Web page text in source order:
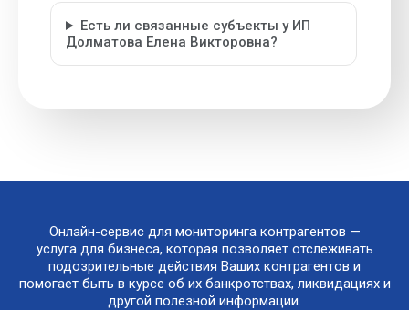
Есть ли связанные субъекты у ИП
Долматова Елена Викторовна?
Онлайн-сервис для мониторинга контрагентов —
услуга для бизнеса, которая позволяет отслеживать
подозрительные действия Ваших контрагентов и
помогает быть в курсе об их банкротствах, ликвидациях и
другой полезной информации.